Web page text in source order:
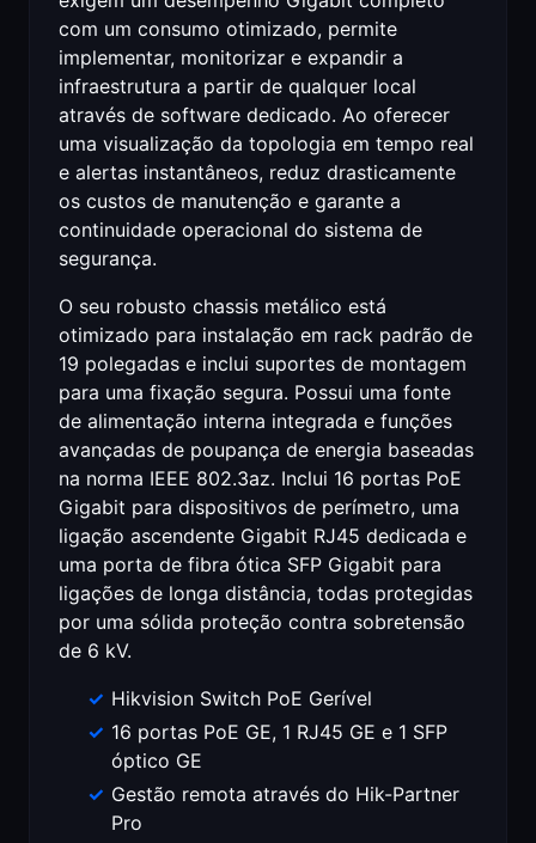
com um consumo otimizado, permite
implementar, monitorizar e expandir a
infraestrutura a partir de qualquer local
através de software dedicado. Ao oferecer
uma visualização da topologia em tempo real
e alertas instantâneos, reduz drasticamente
os custos de manutenção e garante a
continuidade operacional do sistema de
segurança.
O seu robusto chassis metálico está
otimizado para instalação em rack padrão de
19 polegadas e inclui suportes de montagem
para uma fixação segura. Possui uma fonte
de alimentação interna integrada e funções
avançadas de poupança de energia baseadas
na norma IEEE 802.3az. Inclui 16 portas PoE
Gigabit para dispositivos de perímetro, uma
ligação ascendente Gigabit RJ45 dedicada e
uma porta de fibra ótica SFP Gigabit para
ligações de longa distância, todas protegidas
por uma sólida proteção contra sobretensão
de 6 kV.
Hikvision Switch PoE Gerível
16 portas PoE GE, 1 RJ45 GE e 1 SFP
óptico GE
Gestão remota através do Hik-Partner
Pro